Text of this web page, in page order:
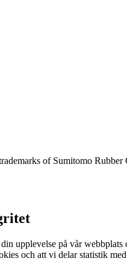
of Sumitomo
upplevelse på vår
och att vi delar statistik